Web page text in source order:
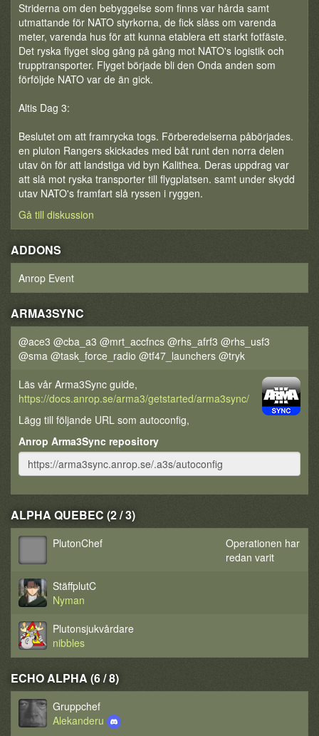
Striderna om den bebyggelse som finns var hårda samt
utmattande för NATO styrkorna, de fick slåss om varenda
meter, varenda hus för att kunna etablera ett starkt fotfäste.
Det ryska flyget slog gång på gång mot NATO's logistik och
trupptransporter. Flyget började bli den Onda anden som
förföljde NATO var de än gick.
Altis Dag 3:
Beslutet om att framrycka togs. Förberedelserna påbörjades.
en pluton Rangers skickades med båt runt den norra delen
utav ön för att landstiga vid byn Kalithea. Deras uppdrag var
att slå mot ryska transporter till flygplatsen. samt under skydd
utav NATO's framfart slå ryssen i ryggen.
Gå till diskussion
ADDONS
Anrop Event
ARMA3SYNC
@ace3 @cba_a3 @mrt_accfncs @rhs_afrf3 @rhs_usf3
@sma @task_force_radio @tf47_launchers @tryk
Läs vår Arma3Sync guide,
https://docs.anrop.se/arma3/getstarted/arma3sync/
Lägg till följande URL som autoconfig,
Anrop Arma3Sync repository
ALPHA QUEBEC (2 / 3)
PlutonChef
Operationen har
redan varit
StäffplutC
Nyman
Plutonsjukvårdare
nibbles
ECHO ALPHA (6 / 8)
Gruppchef
Alekanderu